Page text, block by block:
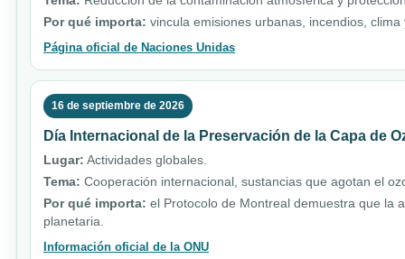
Por qué importa: vincula emisiones urbanas, incendios,
Página oficial de Naciones Unidas
16 de septiembre de 2026
Día Internacional de la Preservación de la Capa de
Lugar: Actividades globales.
Tema: Cooperación internacional, sustancias que agotan el
Por qué importa: el Protocolo de Montreal demuestra que la
planetaria.
Información oficial de la ONU